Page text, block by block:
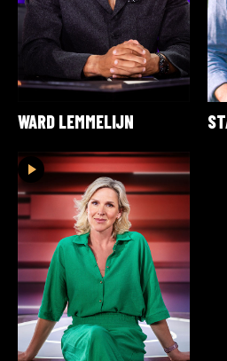
WARD LEMMELIJN